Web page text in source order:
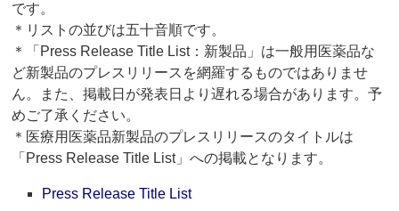
です。
＊リストの並びは五十音順です。
＊「Press Release Title List：新製品」は一般用医薬品な
ど新製品のプレスリリースを網羅するものではありませ
ん。また、掲載日が発表日より遅れる場合があります。予
めご了承ください。
＊医療用医薬品新製品のプレスリリースのタイトルは
「Press Release Title List」への掲載となります。
Press Release Title List